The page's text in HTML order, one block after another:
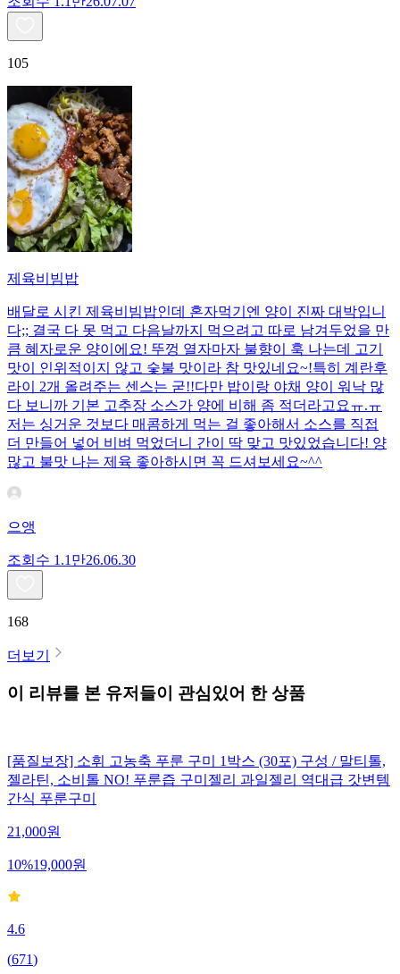
105
제육비빔밥
배달로 시킨 제육비빔밥인데 혼자먹기엔 양이 진짜 대박입니
다;; 결국 다 못 먹고 다음날까지 먹으려고 따로 남겨두었을 만
큼 혜자로운 양이에요! 뚜껑 열자마자 불향이 훅 나는데 고기
맛이 인위적이지 않고 숯불 맛이라 참 맛있네요~!특히 계란후
라이 2개 올려주는 센스는 굳!! ​다만 밥이랑 야채 양이 워낙 많
다 보니까 기본 고추장 소스가 양에 비해 좀 적더라고요ㅠ.ㅠ
저는 싱거운 것보다 매콤하게 먹는 걸 좋아해서 소스를 직접
더 만들어 넣어 비벼 먹었더니 간이 딱 맞고 맛있었습니다! 양
많고 불맛 나는 제육 좋아하시면 꼭 드셔보세요~^^
으앵
조회수 1.1만26.06.30
168
더보기
이 리뷰를 본 유저들이 관심있어 한 상품
[품질보장] 소휘 고농축 푸룬 구미 1박스 (30포) 구성 / 말티톨,
젤라틴, 소비톨 NO! 푸룬즙 구미젤리 과일젤리 역대급 갓변템
간식 푸룬구미
21,000원
10%19,000원
4.6
(671)